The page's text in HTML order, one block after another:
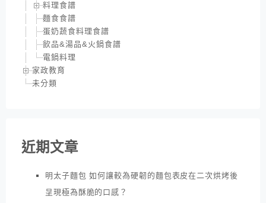
料理食譜
麵食食譜
蛋奶蔬食料理食譜
飲品&湯品&火鍋食譜
電鍋料理
家政教育
未分類
近期文章
明太子麵包 如何讓較為硬韌的麵包表皮在二次烘烤後
呈現極為酥脆的口感？